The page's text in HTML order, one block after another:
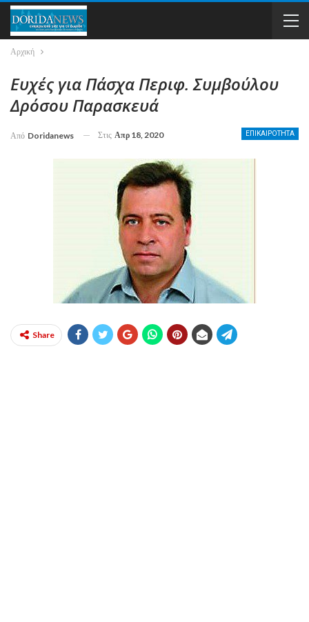
Αρχική
Ευχές για Πάσχα Περιφ. Συμβούλου
Δρόσου Παρασκευά
ΕΠΙΚΑΙΡΟΤΗΤΑ
Από Doridanews Στις Απρ 18, 2020
Share